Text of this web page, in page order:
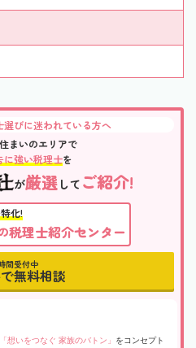
びに迷われている方へ
まいのエリアで
に強い税理士を
が厳選して ご紹介!
化!
税理士紹介センター
間受付中
無料相談
「想いをつなぐ 家族のバトン」 をコンセプト